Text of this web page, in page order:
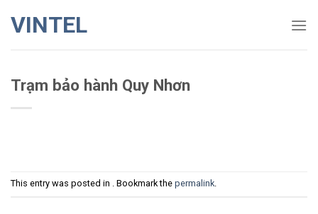
VINTEL
Trạm bảo hành Quy Nhơn
This entry was posted in . Bookmark the permalink